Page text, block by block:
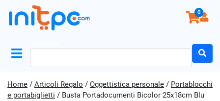
0
Home / Articoli Regalo / Oggettistica personale / Portablocchi
e portabiglietti / Busta Portadocumenti Bicolor 25x18cm Blu